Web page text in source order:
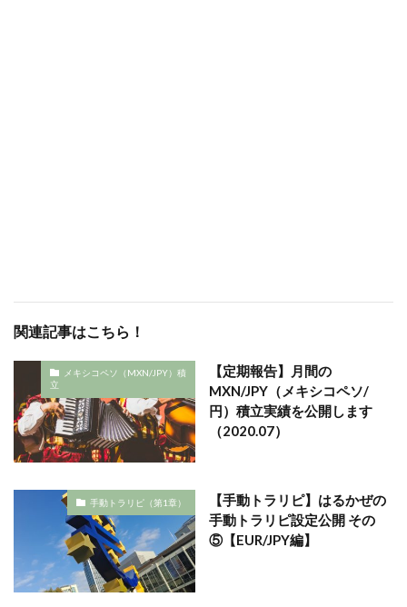
関連記事はこちら！
メキシコペソ（MXN/JPY）積
立
【定期報告】月間の
MXN/JPY（メキシコペソ/
円）積立実績を公開します
（2020.07）
手動トラリピ（第1章）
【手動トラリピ】はるかぜの
手動トラリピ設定公開 その
⑤【EUR/JPY編】